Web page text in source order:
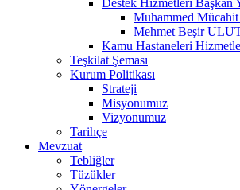
Muhammed
Mehmet Beşir
Kamu Hastaneleri
Teşkilat Şeması
Kurum Politikası
Strateji
Misyonumuz
Vizyonumuz
Tarihçe
Mevzuat
Tebliğler
Tüzükler